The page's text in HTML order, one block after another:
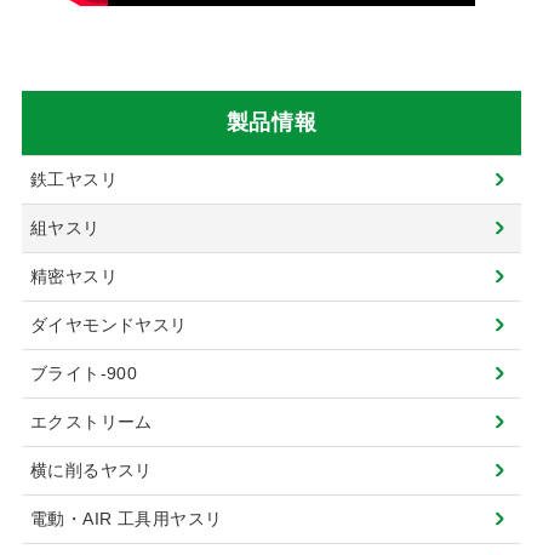
製品情報
鉄工ヤスリ
組ヤスリ
精密ヤスリ
ダイヤモンドヤスリ
ブライト-900
エクストリーム
横に削るヤスリ
電動・AIR 工具用ヤスリ